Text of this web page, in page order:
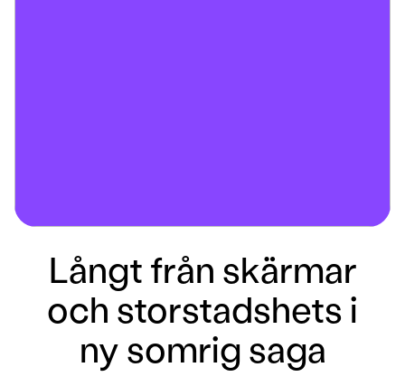
Långt från skärmar
och storstadshets i
ny somrig saga